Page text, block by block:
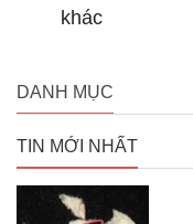
khác
DANH MỤC
TIN MỚI NHẤT